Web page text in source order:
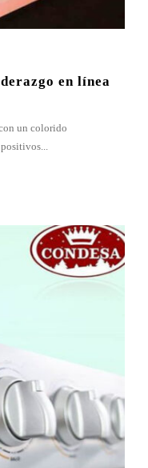
en línea
un colorido